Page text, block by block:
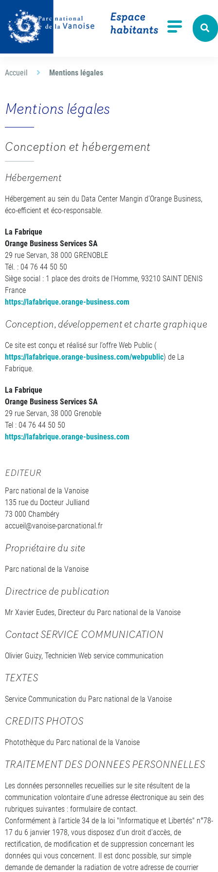
Aller à la recherche
Accueil Mentions légales
Mentions légales
Conception et hébergement
Hébergement
Hébergement au sein du Data Center Mangin d’Orange Business,
éco-efficient et éco-responsable.
La Fabrique
Orange Business Services SA
29 rue Servan, 38 000 GRENOBLE
Tél. : 04 76 44 50 50
Siège social : 1 place des droits de l'Homme, 93210 SAINT DENIS
France
https://lafabrique.orange-business.com
Conception, développement et charte graphique
Ce site est conçu et réalisé sur l’offre Web Public (
https://lafabrique.orange-business.com/webpublic) de La
Fabrique.
La Fabrique
Orange Business Services SA
29 rue Servan, 38 000 Grenoble
Tel : 04 76 44 50 50
https://lafabrique.orange-business.com
EDITEUR
Parc national de la Vanoise
135 rue du Docteur Julliand
73 000 Chambéry
accueil@vanoise-parcnational.fr
Propriétaire du site
Parc national de la Vanoise
Directrice de publication
Mr Xavier Eudes, Directeur du Parc national de la Vanoise
Contact SERVICE COMMUNICATION
Olivier Guizy, Technicien Web service communication
TEXTES
Service Communication du Parc national de la Vanoise
CREDITS PHOTOS
Photothèque du Parc national de la Vanoise
TRAITEMENT DES DONNEES PERSONNELLES
Les données personnelles recueillies sur le site résultent de la
communication volontaire d'une adresse électronique au sein des
rubriques suivantes : formulaire de contact.
Conformément à l'article 34 de la loi "Informatique et Libertés" n°78-
17 du 6 janvier 1978, vous disposez d'un droit d'accès, de
rectification, de modification et de suppression concernant les
données qui vous concernent. Il est donc possible, sur simple
demande de demander la radiation de votre adresse de courrier